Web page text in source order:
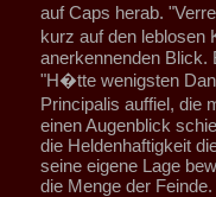
auf Caps herab.
kurz auf den
anerkennenden Blick.
"H�tte wenigsten
Principalis auffiel, die
einen Augenblick
die Heldenhaftigkeit
seine eigene Lage
die Menge der